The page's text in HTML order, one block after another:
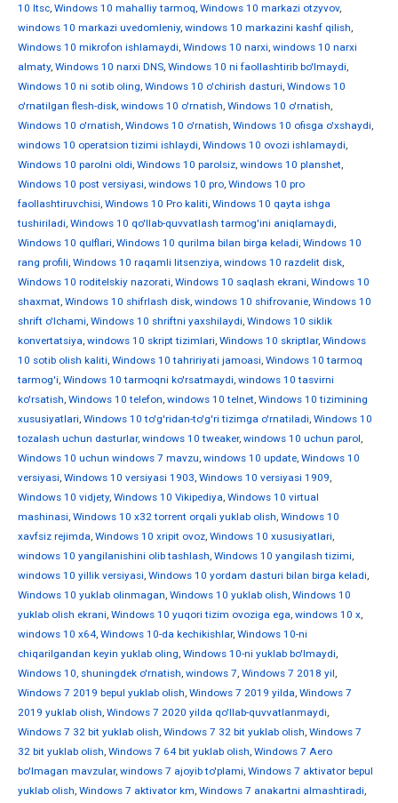
10 ltsc, Windows 10 mahalliy tarmoq, Windows 10 markazi otzyvov,
windows 10 markazi uvedomleniy, windows 10 markazini kashf qilish,
Windows 10 mikrofon ishlamaydi, Windows 10 narxi, windows 10 narxi
almaty, Windows 10 narxi DNS, Windows 10 ni faollashtirib bo'lmaydi,
Windows 10 ni sotib oling, Windows 10 o'chirish dasturi, Windows 10
o'rnatilgan flesh-disk, windows 10 o'rnatish, Windows 10 o'rnatish,
Windows 10 o'rnatish, Windows 10 o'rnatish, Windows 10 ofisga o'xshaydi,
windows 10 operatsion tizimi ishlaydi, Windows 10 ovozi ishlamaydi,
Windows 10 parolni oldi, Windows 10 parolsiz, windows 10 planshet,
Windows 10 post versiyasi, windows 10 pro, Windows 10 pro
faollashtiruvchisi, Windows 10 Pro kaliti, Windows 10 qayta ishga
tushiriladi, Windows 10 qo'llab-quvvatlash tarmog'ini aniqlamaydi,
Windows 10 qulflari, Windows 10 qurilma bilan birga keladi, Windows 10
rang profili, Windows 10 raqamli litsenziya, windows 10 razdelit disk,
Windows 10 roditelskiy nazorati, Windows 10 saqlash ekrani, Windows 10
shaxmat, Windows 10 shifrlash disk, windows 10 shifrovanie, Windows 10
shrift o'lchami, Windows 10 shriftni yaxshilaydi, Windows 10 siklik
konvertatsiya, windows 10 skript tizimlari, Windows 10 skriptlar, Windows
10 sotib olish kaliti, Windows 10 tahririyati jamoasi, Windows 10 tarmoq
tarmog'i, Windows 10 tarmoqni ko'rsatmaydi, windows 10 tasvirni
ko'rsatish, Windows 10 telefon, windows 10 telnet, Windows 10 tizimining
xususiyatlari, Windows 10 to'g'ridan-to'g'ri tizimga o'rnatiladi, Windows 10
tozalash uchun dasturlar, windows 10 tweaker, windows 10 uchun parol,
Windows 10 uchun windows 7 mavzu, windows 10 update, Windows 10
versiyasi, Windows 10 versiyasi 1903, Windows 10 versiyasi 1909,
Windows 10 vidjety, Windows 10 Vikipediya, Windows 10 virtual
mashinasi, Windows 10 x32 torrent orqali yuklab olish, Windows 10
xavfsiz rejimda, Windows 10 xripit ovoz, Windows 10 xususiyatlari,
windows 10 yangilanishini olib tashlash, Windows 10 yangilash tizimi,
windows 10 yillik versiyasi, Windows 10 yordam dasturi bilan birga keladi,
Windows 10 yuklab olinmagan, Windows 10 yuklab olish, Windows 10
yuklab olish ekrani, Windows 10 yuqori tizim ovoziga ega, windows 10 х,
windows 10 х64, Windows 10-da kechikishlar, Windows 10-ni
chiqarilgandan keyin yuklab oling, Windows 10-ni yuklab bo'lmaydi,
Windows 10, shuningdek o'rnatish, windows 7, Windows 7 2018 yil,
Windows 7 2019 bepul yuklab olish, Windows 7 2019 yilda, Windows 7
2019 yuklab olish, Windows 7 2020 yilda qo'llab-quvvatlanmaydi,
Windows 7 32 bit yuklab olish, Windows 7 32 bit yuklab olish, Windows 7
32 bit yuklab olish, Windows 7 64 bit yuklab olish, Windows 7 Aero
bo'lmagan mavzular, windows 7 ajoyib to'plami, Windows 7 aktivator bepul
yuklab olish, Windows 7 aktivator km, Windows 7 anakartni almashtiradi,